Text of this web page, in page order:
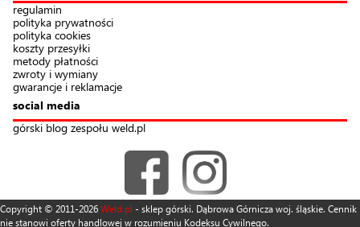
regulamin
polityka prywatności
polityka cookies
koszty przesyłki
metody płatności
zwroty i wymiany
gwarancje i reklamacje
social media
górski blog zespołu weld.pl
Copyright © 2011-2026 Weld.pl - sklep górski. Dąbrowa Górnicza woj. śląskie. Cennik
nie stanowi oferty handlowej w rozumieniu Kodeksu Cywilnego.